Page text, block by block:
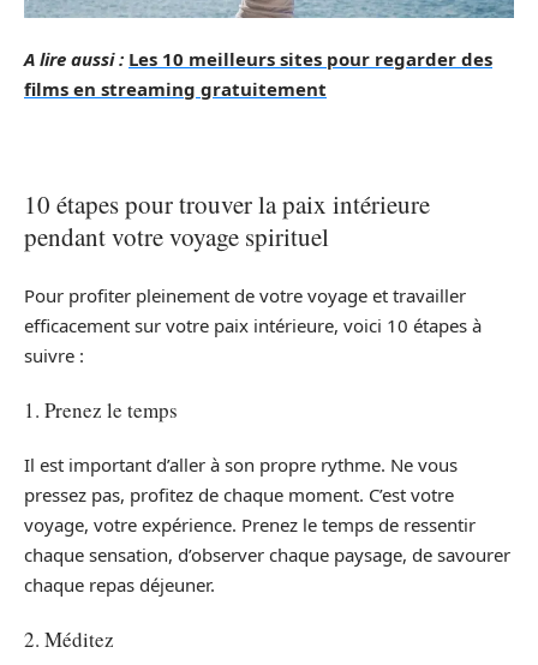
A lire aussi : Les 10 meilleurs sites pour regarder des
films en streaming gratuitement
10 étapes pour trouver la paix intérieure
pendant votre voyage spirituel
Pour profiter pleinement de votre voyage et travailler
efficacement sur votre paix intérieure, voici 10 étapes à
suivre :
1. Prenez le temps
Il est important d’aller à son propre rythme. Ne vous
pressez pas, profitez de chaque moment. C’est votre
voyage, votre expérience. Prenez le temps de ressentir
chaque sensation, d’observer chaque paysage, de savourer
chaque repas déjeuner.
2. Méditez